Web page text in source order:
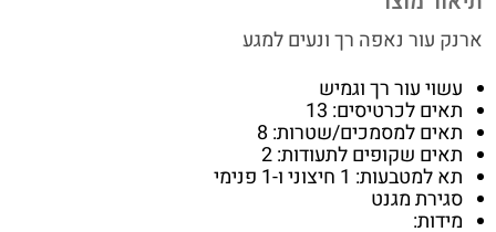
ארנק עור נאפה רך ונעים למגע
עשוי עור רך וגמיש
תאים לכרטיסים: 13
תאים למסמכים/שטרות: 8
תאים שקופים לתעודות: 2
תא למטבעות: 1 חיצוני ו-1 פנימי
סגירת מגנט
מידות: